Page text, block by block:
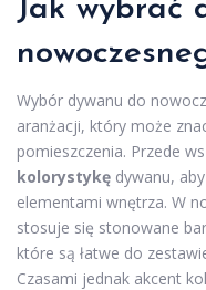
Jak wybrać
Wybór dywanu do
aranżacji, który może
pomieszczenia. Przede
kolorystykę dywanu,
elementami wnętrza. W
stosuje się stonowane
które są łatwe do
Czasami jednak akcent